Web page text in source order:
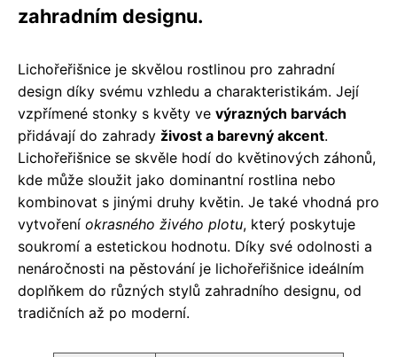
zahradním designu.
Lichořeřišnice je skvělou rostlinou pro zahradní
design díky svému vzhledu a charakteristikám. Její
vzpřímené stonky s květy ve výrazných barvách
přidávají do zahrady živost a barevný akcent.
Lichořeřišnice se skvěle hodí do květinových záhonů,
kde může sloužit jako dominantní rostlina nebo
kombinovat s jinými druhy květin. Je také vhodná pro
vytvoření okrasného živého plotu, který poskytuje
soukromí a estetickou hodnotu. Díky své odolnosti a
nenáročnosti na pěstování je lichořeřišnice ideálním
doplňkem do různých stylů zahradního designu, od
tradičních až po moderní.